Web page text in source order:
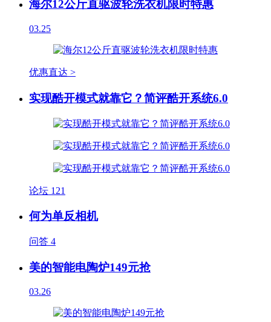
海尔12公斤直驱波轮洗衣机限时特惠
03.25
优惠直达 >
实现酷开模式就靠它？简评酷开系统6.0
论坛 121
何为单反相机
问答 4
美的智能电陶炉149元抢
03.26